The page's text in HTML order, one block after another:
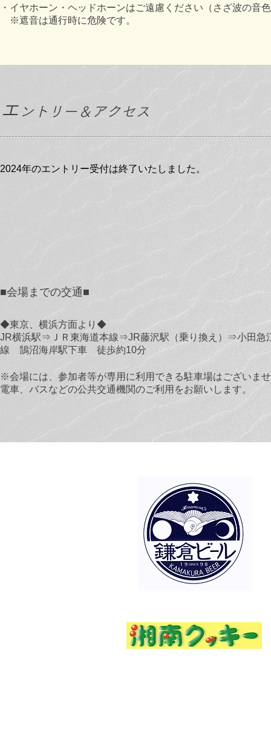
・イヤホーン・ヘッドホーンはご遠慮ください（さざ波の音
※遮音は通行時に危険です。
エ ントリー＆アクセス
2024年のエントリー受付は終了いたしました。
■会場までの交通■
◆東京、横浜方面より◆
JR横浜駅⇒ＪＲ東海道本線⇒JR藤沢駅（乗り換え）⇒小田急
線 鵠沼海岸駅下車 徒歩約10分
※会場には、参加者等が専用に利用できる駐車場はございま
電車、バスなどの公共交通機関のご利用をお願いします。